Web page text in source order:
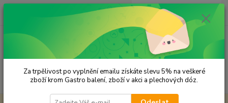
Menu
Hledat
ks
za 0,00 Kč
Za trpělivost po vyplnění emailu získáte slevu 5% na veškeré
zboží krom Gastro balení, zboží v akci a plechových dóz.